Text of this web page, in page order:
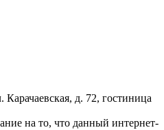
д. 72, гостиница
на то, что данный интернет-